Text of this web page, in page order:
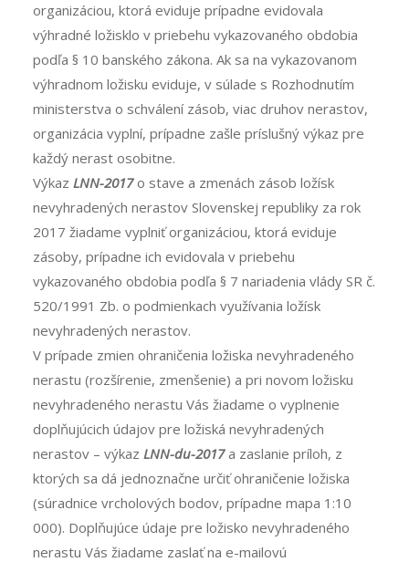
organizáciou, ktorá eviduje prípadne evidovala
výhradné ložisklo v priebehu vykazovaného obdobia
podľa § 10 banského zákona. Ak sa na vykazovanom
výhradnom ložisku eviduje, v súlade s Rozhodnutím
ministerstva o schválení zásob, viac druhov nerastov,
organizácia vyplní, prípadne zašle príslušný výkaz pre
každý nerast osobitne.
Výkaz LNN-2017o stave a zmenách zásob ložísk
nevyhradených nerastov Slovenskej republiky za rok
2017 žiadame vyplniť organizáciou, ktorá eviduje
zásoby, prípadne ich evidovala v priebehu
vykazovaného obdobia podľa § 7 nariadenia vlády SR č.
520/1991 Zb. o podmienkach využívania ložísk
nevyhradených nerastov.
V prípade zmien ohraničenia ložiska nevyhradeného
nerastu (rozšírenie, zmenšenie) a pri novom ložisku
nevyhradeného nerastu Vás žiadame o vyplnenie
doplňujúcich údajov pre ložiská nevyhradených
nerastov – výkaz LNN-du-2017a zaslanie príloh, z
ktorých sa dá jednoznačne určiť ohraničenie ložiska
(súradnice vrcholových bodov, prípadne mapa 1:10
000). Doplňujúce údaje pre ložisko nevyhradeného
nerastu Vás žiadame zaslať na e-mailovú